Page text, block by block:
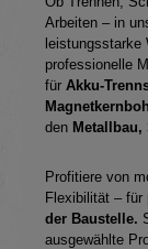
Arbeiten – in
leistungsstarke
professionelle
für Akku-
den Metallbau,
Profitiere von
Flexibilität – für
der Baustelle.
ausgewählte